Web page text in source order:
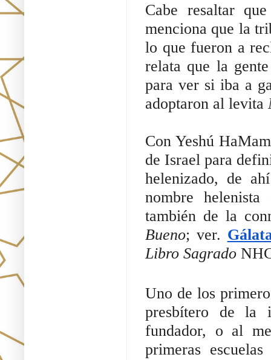
Cabe resaltar
menciona que la
lo que fueron a
relata que la
para ver si iba a
adoptaron al levita
Con Yeshú
de Israel para
helenizado, de
nombre
también de la
Bueno; ver.
Libro Sagrado
Uno de los
presbítero de la
fundador, o al
primeras